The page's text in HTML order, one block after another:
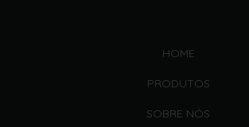
HOME
PRODUTOS
SOBRE NÓS